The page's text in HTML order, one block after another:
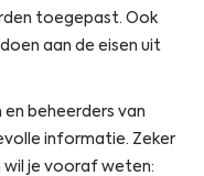
toegepast. Ook
aan de eisen uit
beheerders van
informatie. Zeker
je vooraf weten: